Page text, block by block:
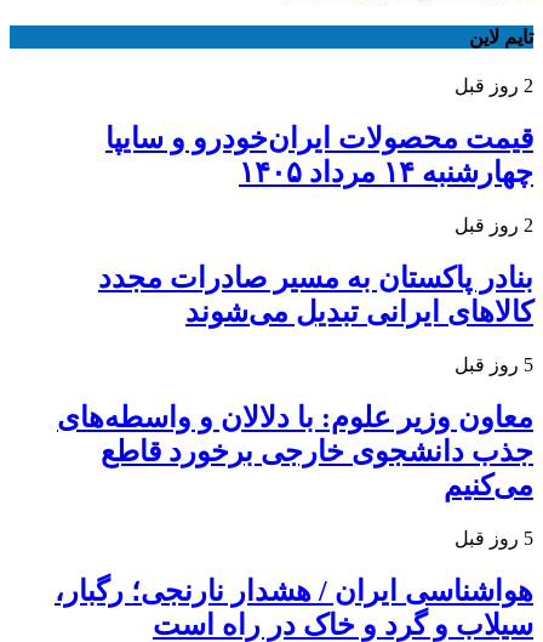
تایم لاین
2 روز قبل
قیمت محصولات ایران‌خودرو و سایپا
چهارشنبه ۱۴ مرداد ۱۴۰۵
2 روز قبل
بنادر پاکستان به مسیر صادرات مجدد
کالاهای ایرانی تبدیل می‌شوند
5 روز قبل
معاون وزیر علوم: با دلالان و واسطه‌های
جذب دانشجوی خارجی برخورد قاطع
می‌کنیم
5 روز قبل
هواشناسی ایران / هشدار نارنجی؛ رگبار،
سیلاب و گرد و خاک در راه است